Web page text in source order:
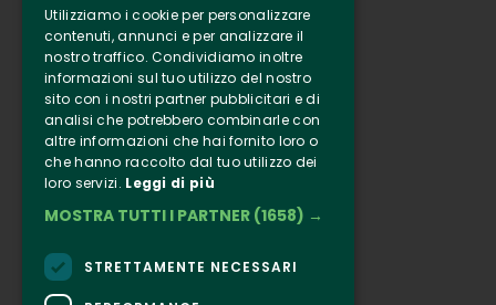
Tenuta Selvaggia
Contatti
Biglietteria
Clappit
Informazione
Seguici
Facebook
Utilizziamo i cookie per personalizzare
contenuti, annunci e per analizzare il
nostro traffico. Condividiamo inoltre
informazioni sul tuo utilizzo del nostro
sito con i nostri partner pubblicitari e di
analisi che potrebbero combinarle con
altre informazioni che hai fornito loro o
che hanno raccolto dal tuo utilizzo dei
loro servizi. Leggi di più
MOSTRA TUTTI I PARTNER (1658) →
STRETTAMENTE NECESSARI